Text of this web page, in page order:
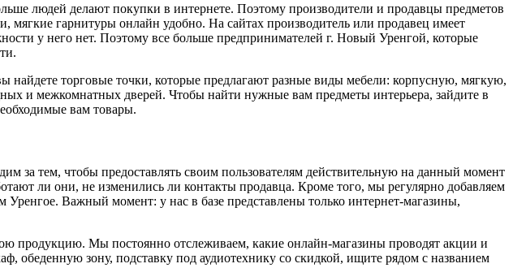
людей делают покупки в интернете. Поэтому производители и продавцы предметов
гарнитуры онлайн удобно. На сайтах производитель или продавец имеет
у него нет. Поэтому все больше предпринимателей г. Новый Уренгой, которые
торговые точки, которые предлагают разные виды мебели: корпусную, мягкую,
и межкомнатных дверей. Чтобы найти нужные вам предметы интерьера, зайдите в
вам товары.
за тем, чтобы предоставлять своим пользователям действительную на данный момент
ли они, не изменились ли контакты продавца. Кроме того, мы регулярно добавляем
Важный момент: у нас в базе представлены только интернет-магазины,
продукцию. Мы постоянно отслеживаем, какие онлайн-магазины проводят акции и
зону, подставку под аудиотехнику со скидкой, ищите рядом с названием